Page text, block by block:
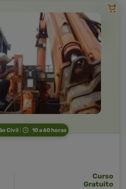
Civil 10 a 60 horas
Curso
Gratuito